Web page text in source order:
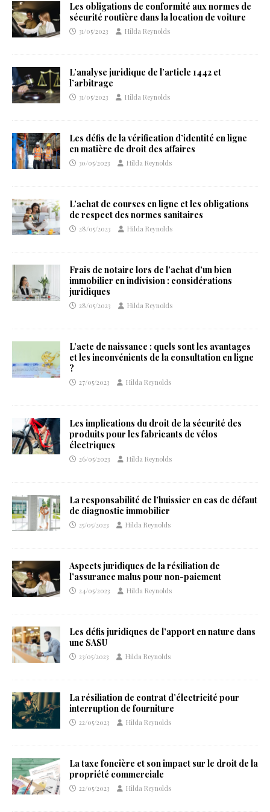
Les obligations de conformité aux normes de
sécurité routière dans la location de voiture
31/05/2023 Hilda Reynolds
L’analyse juridique de l’article 1442 et
l’arbitrage
31/05/2023 Hilda Reynolds
Les défis de la vérification d’identité en ligne
en matière de droit des affaires
30/05/2023 Hilda Reynolds
L’achat de courses en ligne et les obligations
de respect des normes sanitaires
28/05/2023 Hilda Reynolds
Frais de notaire lors de l’achat d’un bien
immobilier en indivision : considérations
juridiques
28/05/2023 Hilda Reynolds
L’acte de naissance : quels sont les avantages
et les inconvénients de la consultation en ligne
?
27/05/2023 Hilda Reynolds
Les implications du droit de la sécurité des
produits pour les fabricants de vélos
électriques
26/05/2023 Hilda Reynolds
La responsabilité de l’huissier en cas de défaut
de diagnostic immobilier
25/05/2023 Hilda Reynolds
Aspects juridiques de la résiliation de
l’assurance malus pour non-paiement
24/05/2023 Hilda Reynolds
Les défis juridiques de l’apport en nature dans
une SASU
23/05/2023 Hilda Reynolds
La résiliation de contrat d’électricité pour
interruption de fourniture
22/05/2023 Hilda Reynolds
La taxe foncière et son impact sur le droit de la
propriété commerciale
22/05/2023 Hilda Reynolds